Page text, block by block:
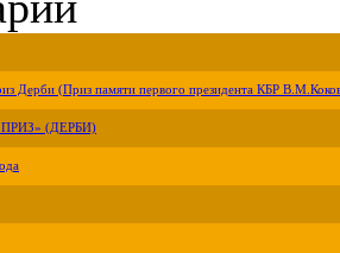
Дерби (Приз памяти первого президента КБР
(ДЕРБИ)